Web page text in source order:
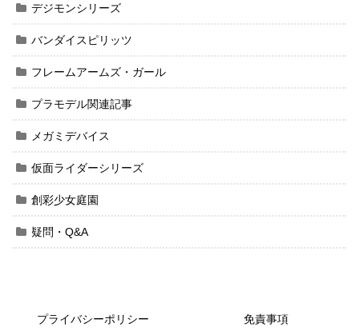
デジモンシリーズ
バンダイスピリッツ
フレームアームズ・ガール
プラモデル関連記事
メガミデバイス
仮面ライダーシリーズ
創彩少女庭園
疑問・Q&A
プライバシーポリシー 免責事項